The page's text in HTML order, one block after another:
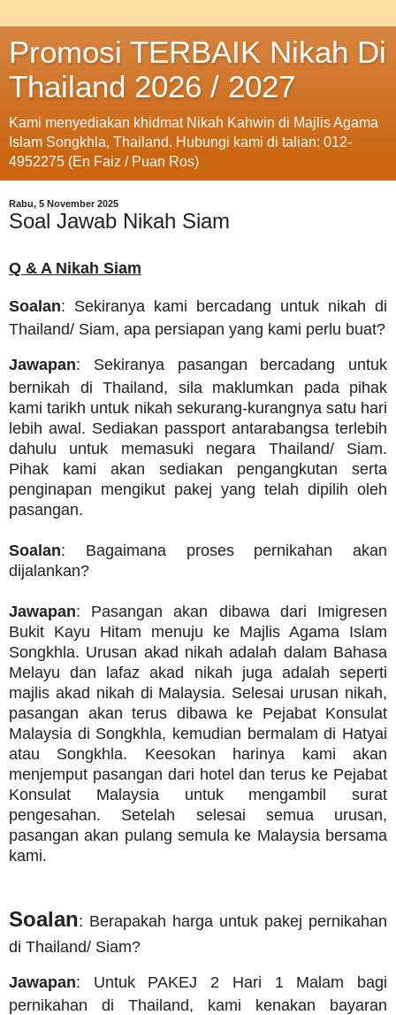
Promosi TERBAIK Nikah Di
Thailand 2026 / 2027
Kami menyediakan khidmat Nikah Kahwin di Majlis Agama
Islam Songkhla, Thailand. Hubungi kami di talian: 012-
4952275 (En Faiz / Puan Ros)
Rabu, 5 November 2025
Soal Jawab Nikah Siam
Q & A Nikah Siam
Soalan: Sekiranya kami bercadang untuk nikah di
Thailand/ Siam, apa persiapan yang kami perlu buat?
Jawapan: Sekiranya pasangan bercadang untuk
bernikah di Thailand, sila maklumkan pada pihak
kami tarikh untuk nikah sekurang-kurangnya satu hari
lebih awal. Sediakan passport antarabangsa terlebih
dahulu untuk memasuki negara Thailand/ Siam.
Pihak kami akan sediakan pengangkutan serta
penginapan mengikut pakej yang telah dipilih oleh
pasangan.
Soalan: Bagaimana proses pernikahan akan
dijalankan?
Jawapan: Pasangan akan dibawa dari Imigresen
Bukit Kayu Hitam menuju ke Majlis Agama Islam
Songkhla. Urusan akad nikah adalah dalam Bahasa
Melayu dan lafaz akad nikah juga adalah seperti
majlis akad nikah di Malaysia. Selesai urusan nikah,
pasangan akan terus dibawa ke Pejabat Konsulat
Malaysia di Songkhla, kemudian bermalam di Hatyai
atau Songkhla. Keesokan harinya kami akan
menjemput pasangan dari hotel dan terus ke Pejabat
Konsulat Malaysia untuk mengambil surat
pengesahan. Setelah selesai semua urusan,
pasangan akan pulang semula ke Malaysia bersama
kami.
Soalan: Berapakah harga untuk pakej pernikahan
di Thailand/ Siam?
Jawapan: Untuk PAKEJ 2 Hari 1 Malam bagi
pernikahan di Thailand, kami kenakan bayaran